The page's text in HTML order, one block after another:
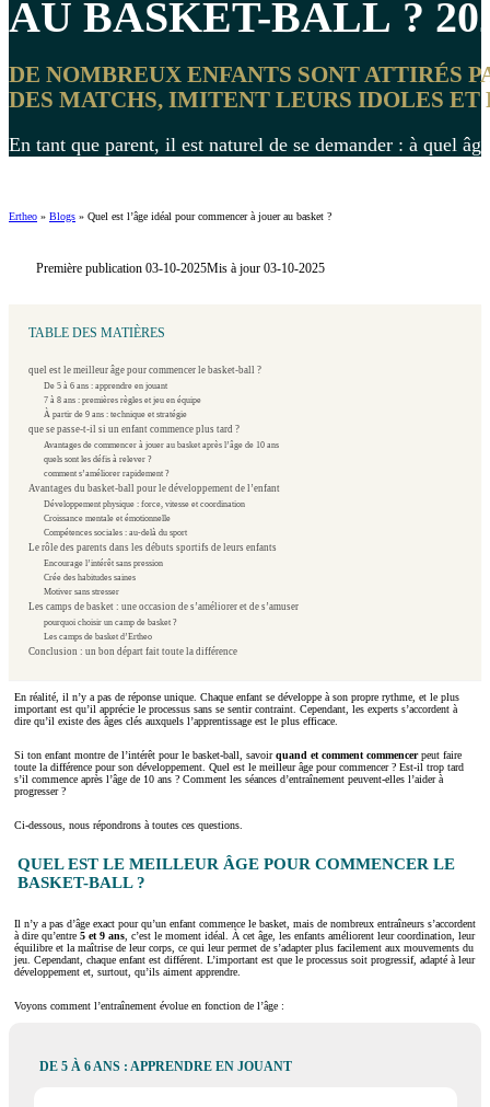
AU BASKET-BALL ?
DE NOMBREUX ENFANTS SONT ATTIRÉS
DES MATCHS, IMITENT LEURS IDOLES
En tant que parent, il est naturel de se demander : à quel
Ertheo » Blogs » Quel est l’âge idéal pour commencer à jouer au basket ?
Première publication 03-10-2025Mis à jour 03-10-2025
TABLE DES MATIÈRES
quel est le meilleur âge pour commencer le basket-ball ?
De 5 à 6 ans : apprendre en jouant
7 à 8 ans : premières règles et jeu en équipe
À partir de 9 ans : technique et stratégie
que se passe-t-il si un enfant commence plus tard ?
Avantages de commencer à jouer au basket après l’âge de 10 ans
quels sont les défis à relever ?
comment s’améliorer rapidement ?
Avantages du basket-ball pour le développement de l’enfant
Développement physique : force, vitesse et coordination
Croissance mentale et émotionnelle
Compétences sociales : au-delà du sport
Le rôle des parents dans les débuts sportifs de leurs enfants
Encourage l’intérêt sans pression
Crée des habitudes saines
Motiver sans stresser
Les camps de basket : une occasion de s’améliorer et de s’amuser
pourquoi choisir un camp de basket ?
Les camps de basket d’Ertheo
Conclusion : un bon départ fait toute la différence
En réalité, il n’y a pas de réponse unique. Chaque enfant se développe à son propre rythme, et le plus
important est qu’il apprécie le processus sans se sentir contraint. Cependant, les experts s’accordent à
dire qu’il existe des âges clés auxquels l’apprentissage est le plus efficace.
Si ton enfant montre de l’intérêt pour le basket-ball, savoirquand et comment commencerpeut faire
toute la différence pour son développement. Quel est le meilleur âge pour commencer ? Est-il trop tard
s’il commence après l’âge de 10 ans ? Comment les séances d’entraînement peuvent-elles l’aider à
progresser ?
Ci-dessous, nous répondrons à toutes ces questions.
QUEL EST LE MEILLEUR ÂGE POUR COMMENCER LE
BASKET-BALL ?
Il n’y a pas d’âge exact pour qu’un enfant commence le basket, mais de nombreux entraîneurs s’accordent
à dire qu’entre 5 et 9 ans , c’est le moment idéal. À cet âge, les enfants améliorent leur coordination, leur
équilibre et la maîtrise de leur corps, ce qui leur permet de s’adapter plus facilement aux mouvements du
jeu. Cependant, chaque enfant est différent. L’important est que le processus soit progressif, adapté à leur
développement et, surtout, qu’ils aiment apprendre.
Voyons comment l’entraînement évolue en fonction de l’âge :
DE 5 À 6 ANS : APPRENDRE EN JOUANT